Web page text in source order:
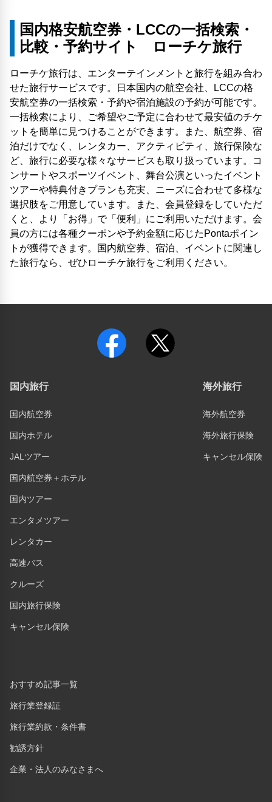
国内格安航空券・LCCの一括検索・
比較・予約サイト ローチケ旅行
ローチケ旅行は、エンターテインメントと旅行を組み合わ
せた旅行サービスです。日本国内の航空会社、LCCの格
安航空券の一括検索・予約や宿泊施設の予約が可能です。
一括検索により、ご希望やご予定に合わせて最安値のチケ
ットを簡単に見つけることができます。また、航空券、宿
泊だけでなく、レンタカー、アクティビティ、旅行保険な
ど、旅行に必要な様々なサービスも取り扱っています。コ
ンサートやスポーツイベント、舞台公演といったイベント
ツアーや特典付きプランも充実、ニーズに合わせて多様な
選択肢をご用意しています。また、会員登録をしていただ
くと、より「お得」で「便利」にご利用いただけます。会
員の方には各種クーポンや予約金額に応じたPontaポイン
トが獲得できます。国内航空券、宿泊、イベントに関連し
た旅行なら、ぜひローチケ旅行をご利用ください。
国内旅行
国内航空券
国内ホテル
JALツアー
国内航空券＋ホテル
国内ツアー
エンタメツアー
レンタカー
高速バス
クルーズ
国内旅行保険
キャンセル保険
おすすめ記事一覧
旅行業登録証
旅行業約款・条件書
勧誘方針
企業・法人のみなさまへ
海外旅行
海外航空券
海外旅行保険
キャンセル保険